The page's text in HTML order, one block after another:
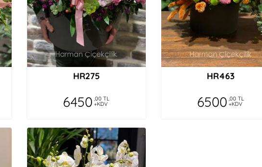
HR275
6450 ,00 TL
+KDV
HR463
6500 ,00 TL
+KDV